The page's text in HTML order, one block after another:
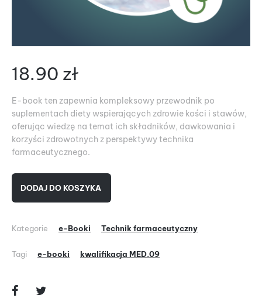
18.90 zł
E-book ten zapewnia kompleksowy przewodnik po
suplementach diety wspierających zdrowie kości i stawów,
oferując wiedzę na temat ich składników, dawkowania i
korzyści zdrowotnych z perspektywy technika
farmaceutycznego.
DODAJ DO KOSZYKA
Kategorie e-Booki Technik farmaceutyczny
Tagi e-booki kwalifikacja MED.09